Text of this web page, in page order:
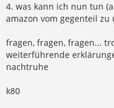
4. was kann ich nun tun
amazon vom gegenteil zu
fragen, fragen, fragen...
weiterführende
nachtruhe
k80